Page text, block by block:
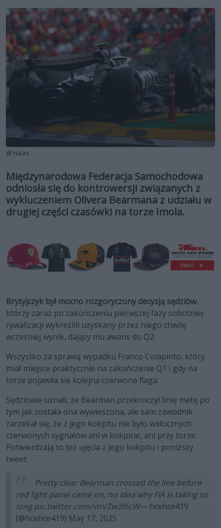
© Haas
Międzynarodowa Federacja Samochodowa
odniosła się do kontrowersji związanych z
wykluczeniem Olivera Bearmana z udziału w
drugiej części czasówki na torze Imola.
Brytyjczyk był mocno rozgoryczony decyzją sędziów,
którzy zaraz po zakończeniu pierwszej fazy sobotniej
rywalizacji wykreślili uzyskany przez niego chwilę
wcześniej wynik, dający mu awans do Q2.
Wszystko za sprawą wypadku Franco Colapinto, który
miał miejsce praktycznie na zakończenie Q1 i gdy na
torze pojawiła się kolejna czerwona flaga.
Sędziowie uznali, że Bearman przekroczył linię metę po
tym jak została ona wywieszona, ale sam zawodnik
zarzekał się, że z jego kokpitu nie było widocznych
czerwonych sygnałów ani w kokpicie, ani przy torze.
Potwierdzają to też ujęcia z jego kokpitu i poniższy
tweet.
Pretty clear Bearman crossed the line before
red light panel came on, no idea why FIA is taking so
longpic.twitter.com/vnVZw3f6cW— hcehce419
(@hcehce419) May 17, 2025